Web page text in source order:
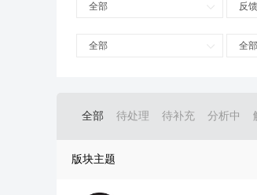
全部 反
全部 全部
全部 待处理 待补充 分析中
版块主题